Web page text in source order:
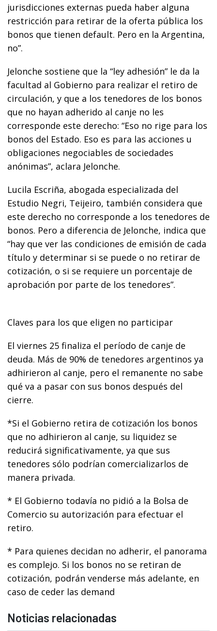
jurisdicciones externas pueda haber alguna
restricción para retirar de la oferta pública los
bonos que tienen default. Pero en la Argentina,
no”.
Jelonche sostiene que la “ley adhesión” le da la
facultad al Gobierno para realizar el retiro de
circulación, y que a los tenedores de los bonos
que no hayan adherido al canje no les
corresponde este derecho: “Eso no rige para los
bonos del Estado. Eso es para las acciones u
obligaciones negociables de sociedades
anónimas”, aclara Jelonche.
Lucila Escriña, abogada especializada del
Estudio Negri, Teijeiro, también considera que
este derecho no corresponde a los tenedores de
bonos. Pero a diferencia de Jelonche, indica que
“hay que ver las condiciones de emisión de cada
título y determinar si se puede o no retirar de
cotización, o si se requiere un porcentaje de
aprobación por parte de los tenedores”.
Claves para los que eligen no participar
El viernes 25 finaliza el período de canje de
deuda. Más de 90% de tenedores argentinos ya
adhirieron al canje, pero el remanente no sabe
qué va a pasar con sus bonos después del
cierre.
*Si el Gobierno retira de cotización los bonos
que no adhirieron al canje, su liquidez se
reducirá significativamente, ya que sus
tenedores sólo podrían comercializarlos de
manera privada.
* El Gobierno todavía no pidió a la Bolsa de
Comercio su autorización para efectuar el
retiro.
* Para quienes decidan no adherir, el panorama
es complejo. Si los bonos no se retiran de
cotización, podrán venderse más adelante, en
caso de ceder las demand
Noticias relacionadas